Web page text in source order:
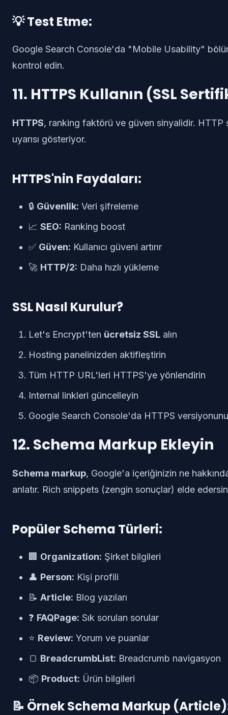
💡 Test Etme:
Google Search Console'da "Mobile Usability"
kontrol edin.
11. HTTPS Kullanın (SSL
HTTPS, ranking faktörü ve güven sinyalidir.
uyarısı gösteriyor.
HTTPS'nin Faydaları:
🔒 Güvenlik: Veri şifreleme
📈 SEO: Ranking boost
✅ Güven: Kullanıcı güveni artırır
🚀 HTTP/2: Daha hızlı yükleme
SSL Nasıl Kurulur?
Let's Encrypt'ten ücretsiz SSL alın
Hosting panelinizden aktifleştirin
Tüm HTTP URL'leri HTTPS'ye yönlendirin
Internal linkleri güncelleyin
Google Search Console'da HTTPS
12. Schema Markup Ekleyin
Schema markup, Google'a içeriğinizin ne
anlatır. Rich snippets (zengin sonuçlar) elde
Popüler Schema Türleri:
🏢 Organization: Şirket bilgileri
👤 Person: Kişi profili
📝 Article: Blog yazıları
❓ FAQPage: Sık sorulan sorular
⭐ Review: Yorum ve puanlar
🍞 BreadcrumbList: Breadcrumb navigasyon
📦 Product: Ürün bilgileri
📝 Örnek Schema Markup